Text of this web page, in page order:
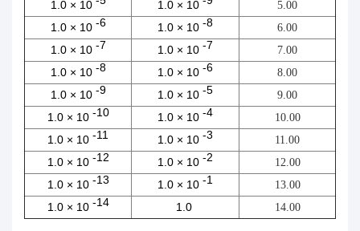
1.0 × 10
1.0 × 10
5.00
1.0 × 10 -6 1.0 × 10 -8
6.00
1.0 × 10 -7 1.0 × 10 -7
7.00
1.0 × 10 -8 1.0 × 10 -6
8.00
1.0 × 10 -9 1.0 × 10 -5
9.00
1.0 × 10 -10 1.0 × 10 -4
10.00
1.0 × 10 -11 1.0 × 10 -3
11.00
1.0 × 10 -12 1.0 × 10 -2
12.00
1.0 × 10 -13 1.0 × 10 -1
13.00
1.0 × 10 -14 1.0 14.00